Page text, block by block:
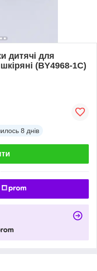
дитячі для
(BY4968-1C)
8 днів